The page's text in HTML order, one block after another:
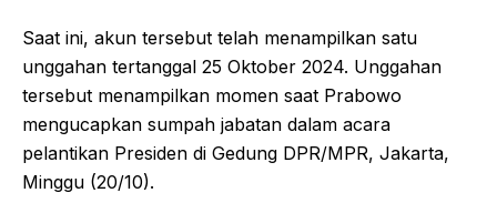
Saat ini, akun tersebut telah menampilkan satu
unggahan tertanggal 25 Oktober 2024. Unggahan
tersebut menampilkan momen saat Prabowo
mengucapkan sumpah jabatan dalam acara
pelantikan Presiden di Gedung DPR/MPR, Jakarta,
Minggu (20/10).